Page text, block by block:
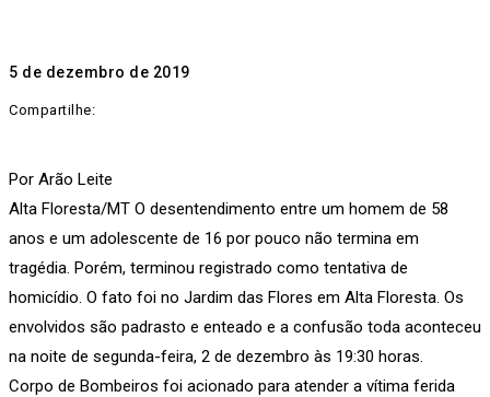
5 de dezembro de 2019
Compartilhe:
Por Arão Leite
Alta Floresta/MT O desentendimento entre um homem de 58
anos e um adolescente de 16 por pouco não termina em
tragédia. Porém, terminou registrado como tentativa de
homicídio. O fato foi no Jardim das Flores em Alta Floresta. Os
envolvidos são padrasto e enteado e a confusão toda aconteceu
na noite de segunda-feira, 2 de dezembro às 19:30 horas.
Corpo de Bombeiros foi acionado para atender a vítima ferida